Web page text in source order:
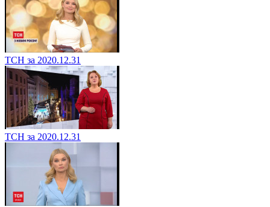
ТСН за 2020.12.31
ТСН за 2020.12.31